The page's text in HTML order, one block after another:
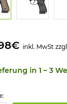
inkl. MwSt
in 1 – 3